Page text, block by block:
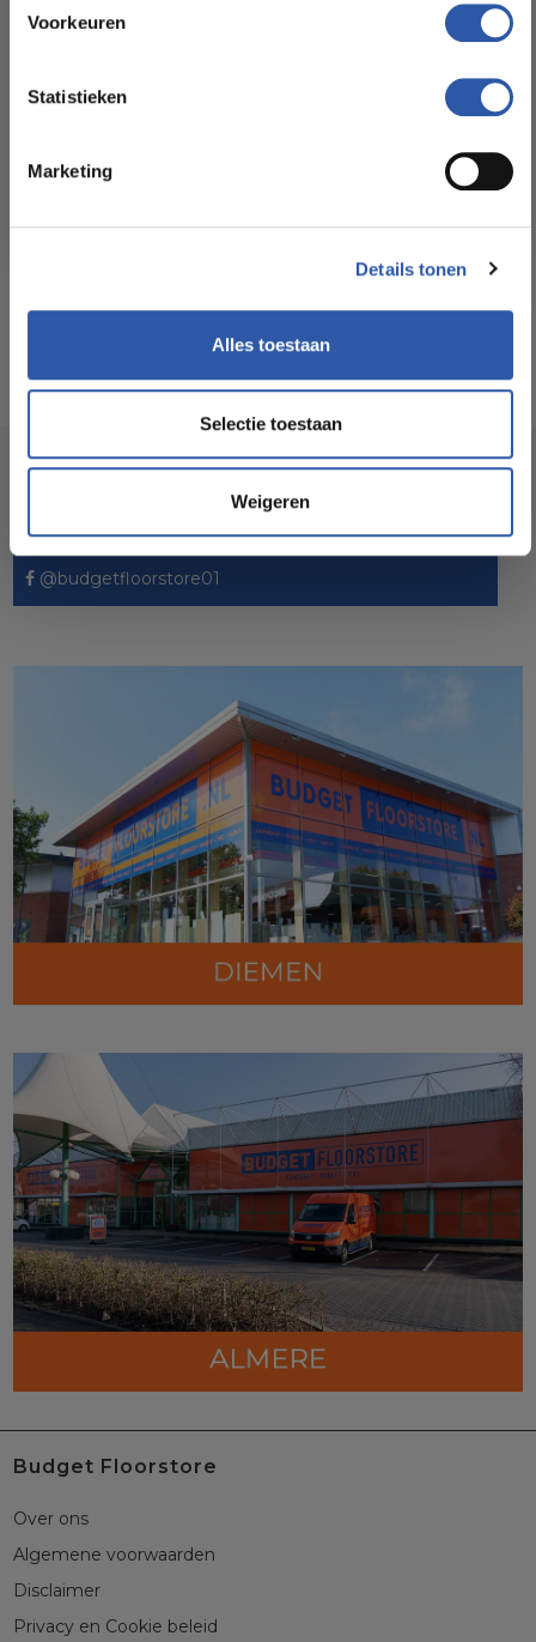
Voorkeuren
Statistieken
Marketing
Details tonen
Alles toestaan
Selectie toestaan
Weigeren
3 -5 werkdagen
Garantie: 15 jaar
Socialmedia
@budgetfloorstore01
Budget Floorstore
Over ons
Algemene voorwaarden
Disclaimer
Privacy en Cookie beleid
betaalbare prijzen. Profiteer van een zorgeloze installatie